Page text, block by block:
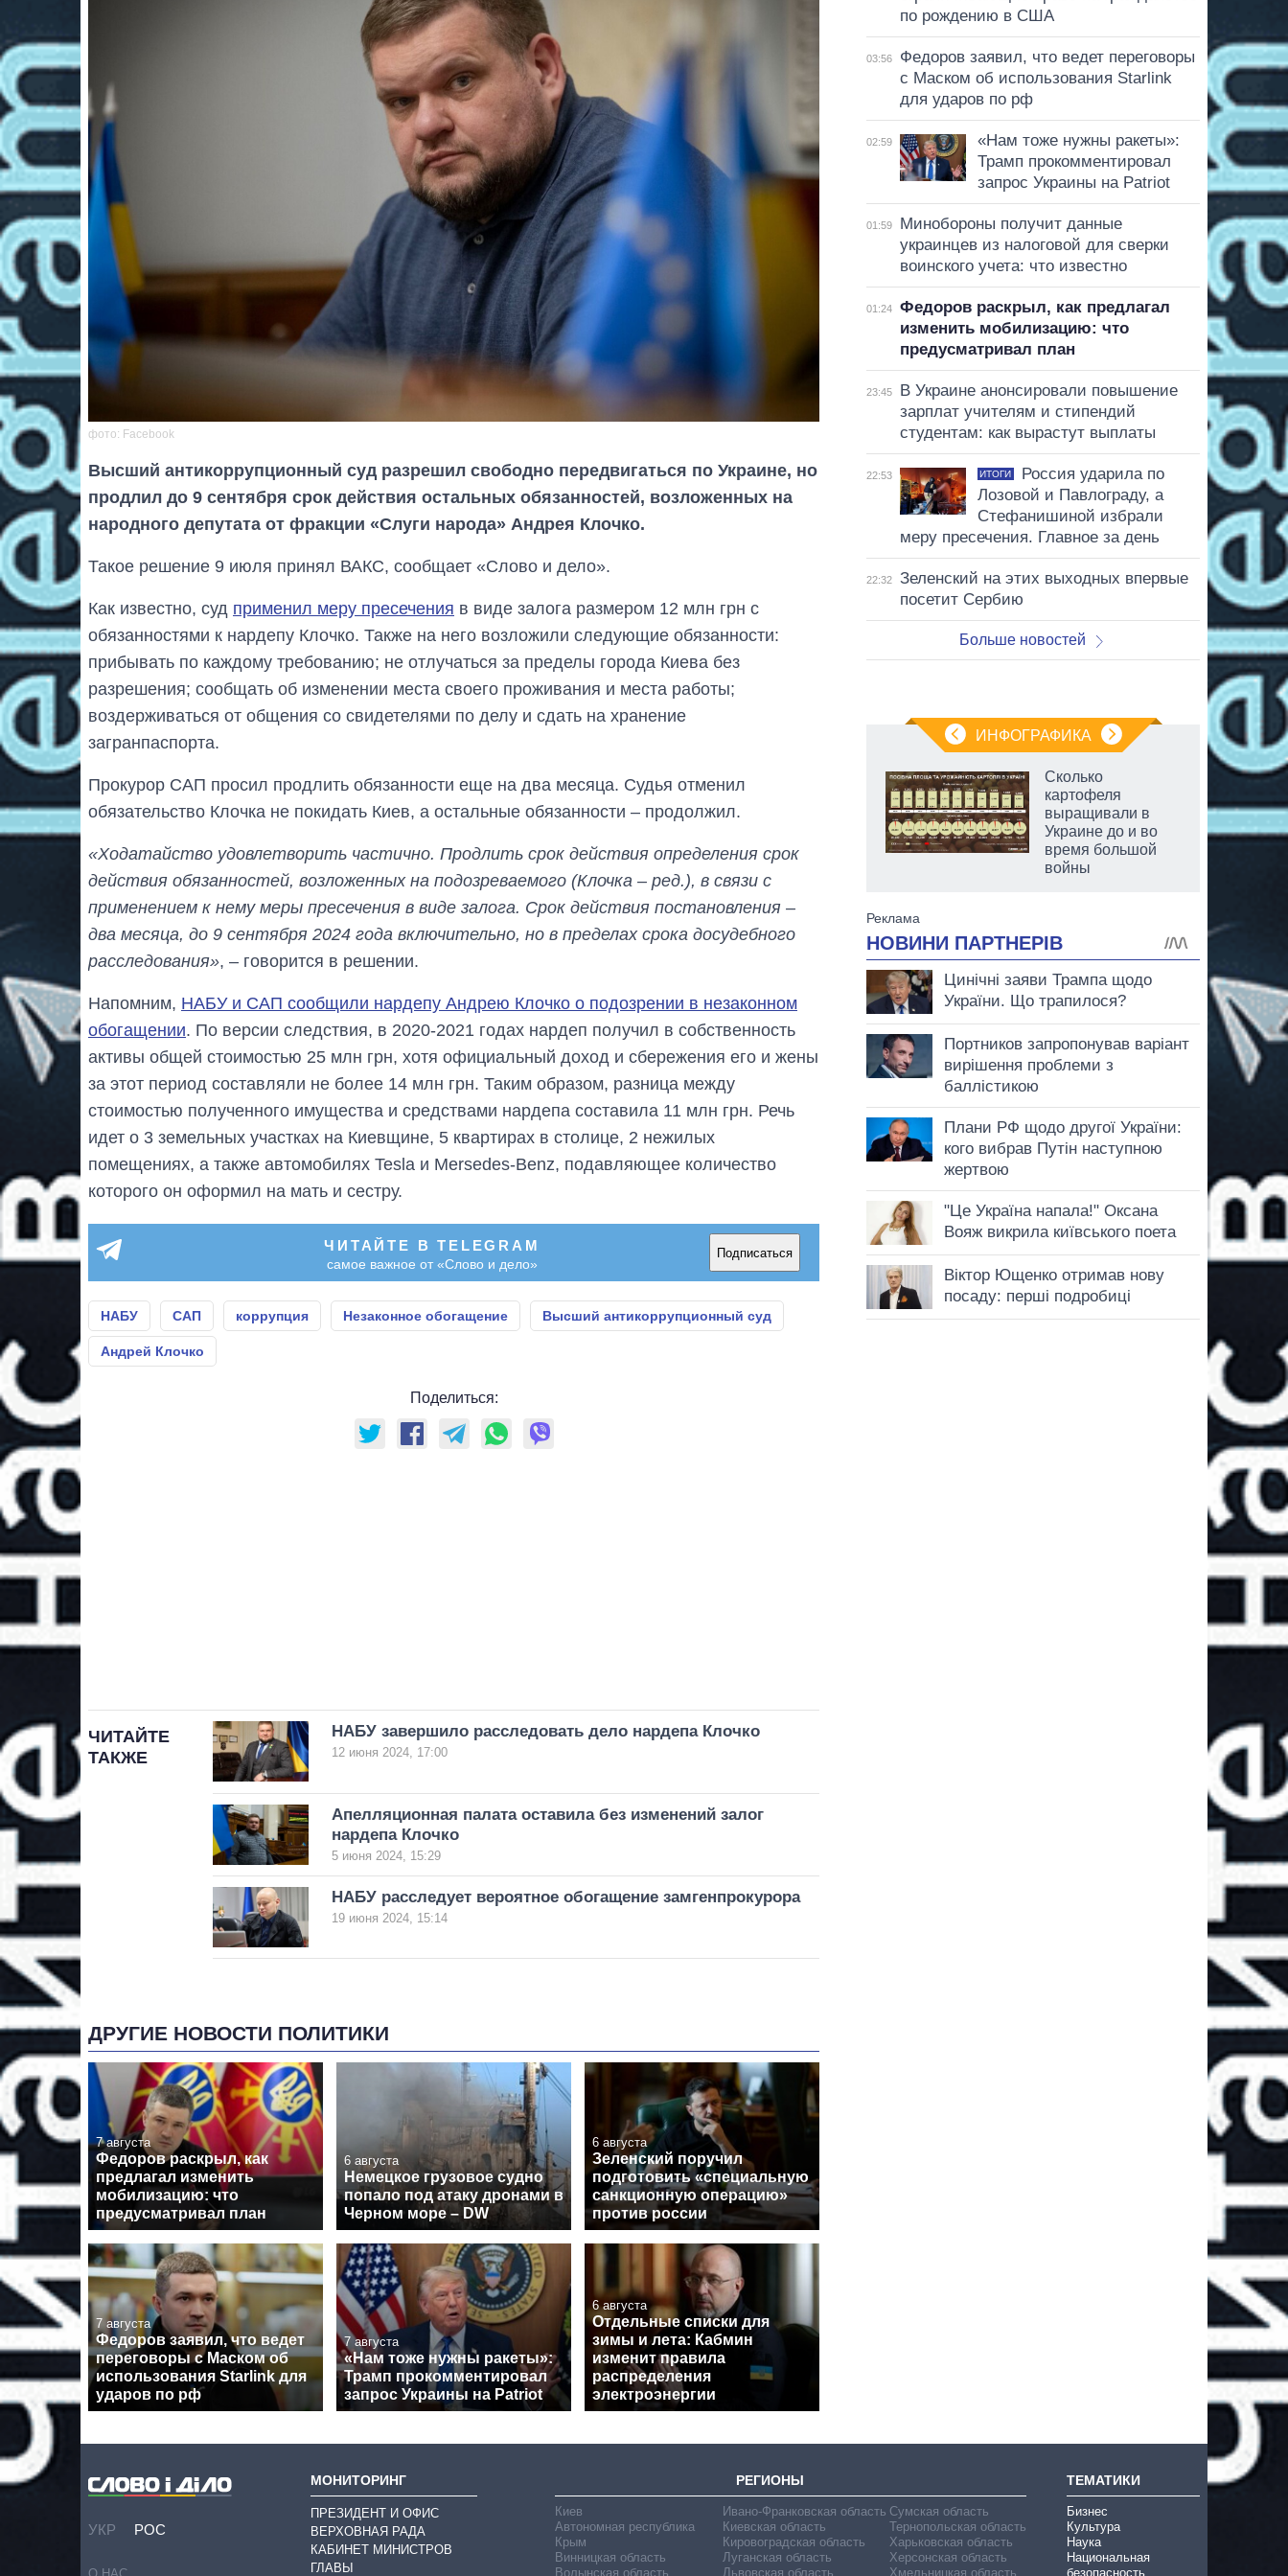
фото: Facebook
Высший антикоррупционный суд разрешил свободно передвигаться по Украине, но
продлил до 9 сентября срок действия остальных обязанностей, возложенных на
народного депутата от фракции «Слуги народа» Андрея Клочко.
Такое решение 9 июля принял ВАКС, сообщает «Слово и дело».
Как известно, суд применил меру пресечения в виде залога размером 12 млн грн с
обязанностями к нардепу Клочко. Также на него возложили следующие обязанности:
прибывать по каждому требованию; не отлучаться за пределы города Киева без
разрешения; сообщать об изменении места своего проживания и места работы;
воздерживаться от общения со свидетелями по делу и сдать на хранение
загранпаспорта.
Прокурор САП просил продлить обязанности еще на два месяца. Судья отменил
обязательство Клочка не покидать Киев, а остальные обязанности – продолжил.
«Ходатайство удовлетворить частично. Продлить срок действия определения срок
действия обязанностей, возложенных на подозреваемого (Клочка – ред.), в связи с
применением к нему меры пресечения в виде залога. Срок действия постановления –
два месяца, до 9 сентября 2024 года включительно, но в пределах срока досудебного
расследования», – говорится в решении.
Напомним, НАБУ и САП сообщили нардепу Андрею Клочко о подозрении в незаконном
обогащении. По версии следствия, в 2020-2021 годах нардеп получил в собственность
активы общей стоимостью 25 млн грн, хотя официальный доход и сбережения его и жены
за этот период составляли не более 14 млн грн. Таким образом, разница между
стоимостью полученного имущества и средствами нардепа составила 11 млн грн. Речь
идет о 3 земельных участках на Киевщине, 5 квартирах в столице, 2 нежилых
помещениях, а также автомобилях Tesla и Mersedes-Benz, подавляющее количество
которого он оформил на мать и сестру.
ЧИТАЙТЕ В TELEGRAM
самое важное от «Слово и дело»
Подписаться
НАБУ САП коррупция Незаконное обогащение Высший антикоррупционный суд
Андрей Клочко
Поделиться:
ЧИТАЙТЕ
ТАКЖЕ
НАБУ завершило расследовать дело нардепа Клочко
12 июня 2024, 17:00
Апелляционная палата оставила без изменений залог
нардепа Клочко
5 июня 2024, 15:29
НАБУ расследует вероятное обогащение замгенпрокурора
19 июня 2024, 15:14
ДРУГИЕ НОВОСТИ ПОЛИТИКИ
7 августа
Федоров раскрыл, как
предлагал изменить
мобилизацию: что
предусматривал план
6 августа
Немецкое грузовое судно
попало под атаку дронами в
Черном море – DW
6 августа
Зеленский поручил
подготовить «специальную
санкционную операцию»
против россии
7 августа
Федоров заявил, что ведет
переговоры с Маском об
использования Starlink для
ударов по рф
7 августа
«Нам тоже нужны ракеты»:
Трамп прокомментировал
запрос Украины на Patriot
6 августа
Отдельные списки для
зимы и лета: Кабмин
изменит правила
распределения
электроэнергии
по рождению в США
03:56
Федоров заявил, что ведет переговоры
с Маском об использования Starlink
для ударов по рф
02:59
«Нам тоже нужны ракеты»:
Трамп прокомментировал
запрос Украины на Patriot
01:59
Минобороны получит данные
украинцев из налоговой для сверки
воинского учета: что известно
01:24
Федоров раскрыл, как предлагал
изменить мобилизацию: что
предусматривал план
23:45
В Украине анонсировали повышение
зарплат учителям и стипендий
студентам: как вырастут выплаты
22:53 ИТОГИ
Россия ударила по
Лозовой и Павлограду, а
Стефанишиной избрали
меру пресечения. Главное за день
22:32
Зеленский на этих выходных впервые
посетит Сербию
Больше новостей
ИНФОГРАФИКА
гигантов: сколько
стоят и
OpenAI и Anthropic
Сколько
картофеля
выращивали в
Украине до и во
время большой
войны
УКР РОС
МОНИТОРИНГ
ПРЕЗИДЕНТ И ОФИС
ВЕРХОВНАЯ РАДА
КАБИНЕТ МИНИСТРОВ
ГЛАВЫ
РЕГИОНЫ
Киев
Автономная республика
Крым
Винницкая область
Волынская область
Ивано-Франковская область
Киевская область
Кировоградская область
Луганская область
Львовская область
Сумская область
Тернопольская область
Харьковская область
Херсонская область
Хмельницкая область
ТЕМАТИКИ
Бизнес
Культура
Наука
Национальная
безопасность